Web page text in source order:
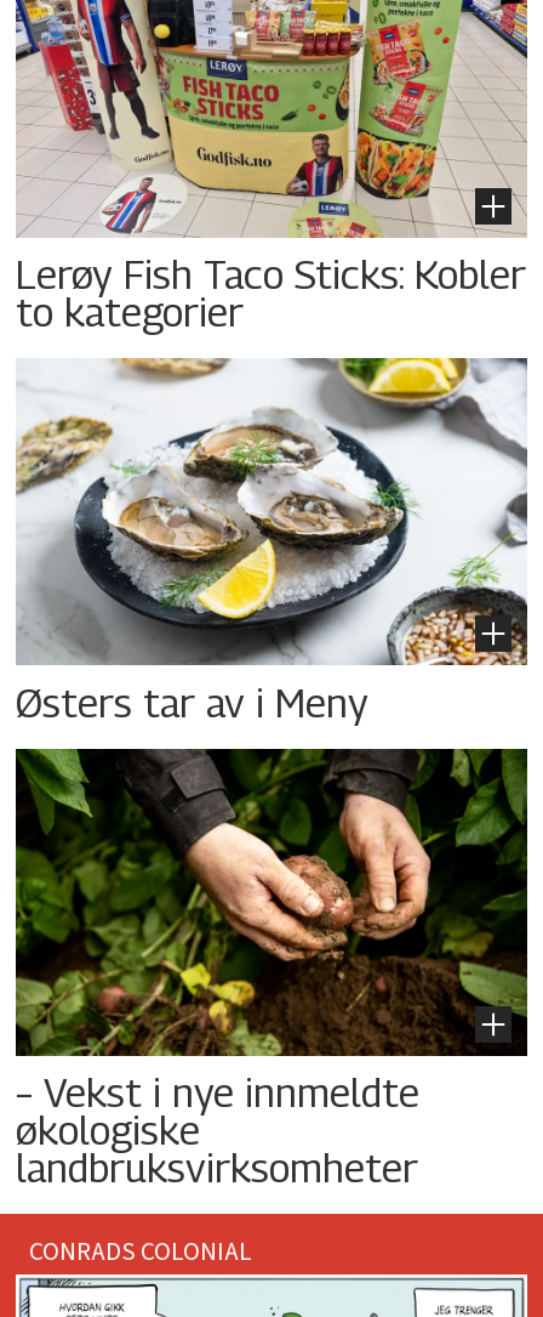
Lerøy Fish Taco Sticks: Kobler
to kategorier
Østers tar av i Meny
– Vekst i nye innmeldte
økologiske
landbruksvirksomheter
CONRADS COLONIAL